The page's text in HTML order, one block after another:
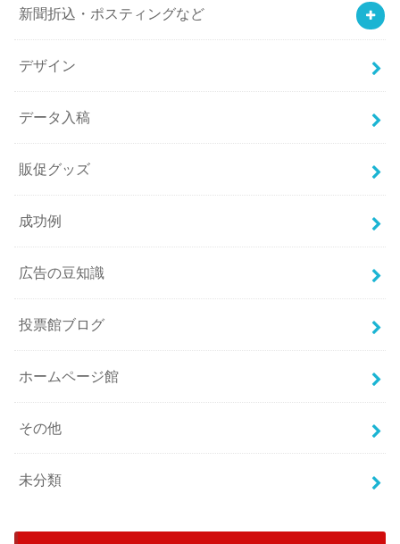
新聞折込・ポスティングなど
デザイン
データ入稿
販促グッズ
成功例
広告の豆知識
投票館ブログ
ホームページ館
その他
未分類